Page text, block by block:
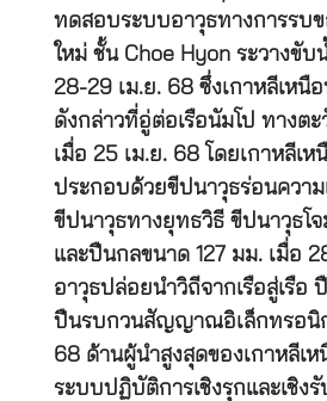
ทดสอบระบบอาวุธทางการรบ
ใหม่ ชั้น Choe Hyon ระวางขั
28-29 เม.ย. 68 ซึ่งเกาหลีเหนื
ดังกล่าวที่อู่ต่อเรือนัมโป ทางต
เมื่อ 25 เม.ย. 68 โดยเกาหลีเ
ประกอบด้วยขีปนาวุธร่อนความ
ขีปนาวุธทางยุทธวิธี ขีปนาวุธโ
และปืนกลขนาด 127 มม. เมื่อ
อาวุธปล่อยนำวิถีจากเรือสู่เรือ
ปืนรบกวนสัญญาณอิเล็กทรอนิก
68 ด้านผู้นำสูงสุดของเกาหลีเ
ระบบปฏิบัติการเชิงรุกและเชิง